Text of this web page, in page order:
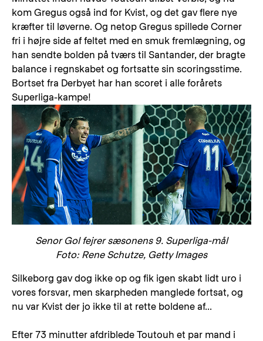
kom Gregus også ind for Kvist, og det gav flere nye
kræfter til løverne. Og netop Gregus spillede Corner
fri i højre side af feltet med en smuk fremlægning, og
han sendte bolden på tværs til Santander, der bragte
balance i regnskabet og fortsatte sin scoringsstime.
Bortset fra Derbyet har han scoret i alle forårets
Superliga-kampe!
Senor Gol fejrer sæsonens 9. Superliga-mål
Foto: Rene Schutze, Getty Images
Silkeborg gav dog ikke op og fik igen skabt lidt uro i
vores forsvar, men skarpheden manglede fortsat, og
nu var Kvist der jo ikke til at rette boldene af...
Efter 73 minutter afdriblede Toutouh et par mand i